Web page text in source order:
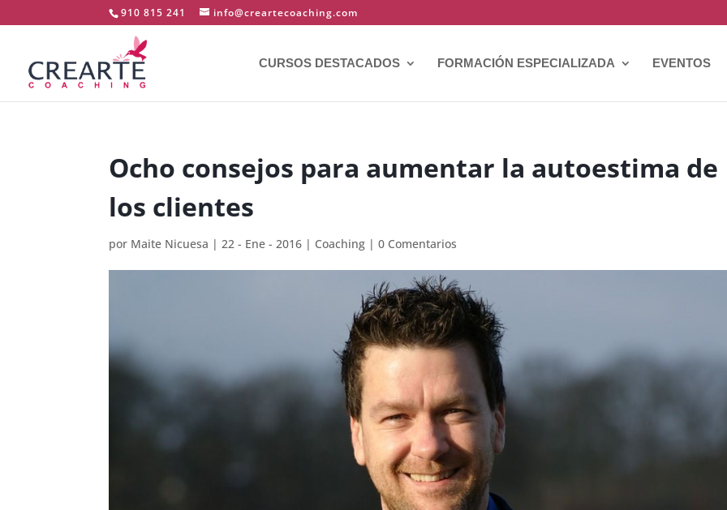
910 815 241 info@creartecoaching.com
CURSOS DESTACADOS FORMACIÓN ESPECIALIZADA EVENTOS
Ocho consejos para aumentar la autoestima de
los clientes
por Maite Nicuesa |22 - Ene - 2016 | Coaching |0 Comentarios